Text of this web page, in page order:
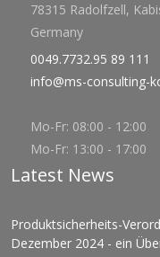
Latest News
Produktsicherheits-
Dezember 2024 - ein
78315 Radolfzell,
Germany
0049.7732.95 89 111
info@ms-consulting-
Mo-Fr: 08:00 - 12:00
Mo-Fr: 13:00 - 17:00